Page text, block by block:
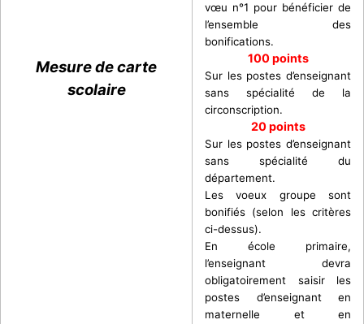
Mesure de carte
scolaire
vœu n°1 pour bénéficier de
l’ensemble des
bonifications.
100 points
Sur les postes d’enseignant
sans spécialité de la
circonscription.
20 points
Sur les postes d’enseignant
sans spécialité du
département.
Les voeux groupe sont
bonifiés (selon les critères
ci-dessus).
En école primaire,
l’enseignant devra
obligatoirement saisir les
postes d’enseignant en
maternelle et en